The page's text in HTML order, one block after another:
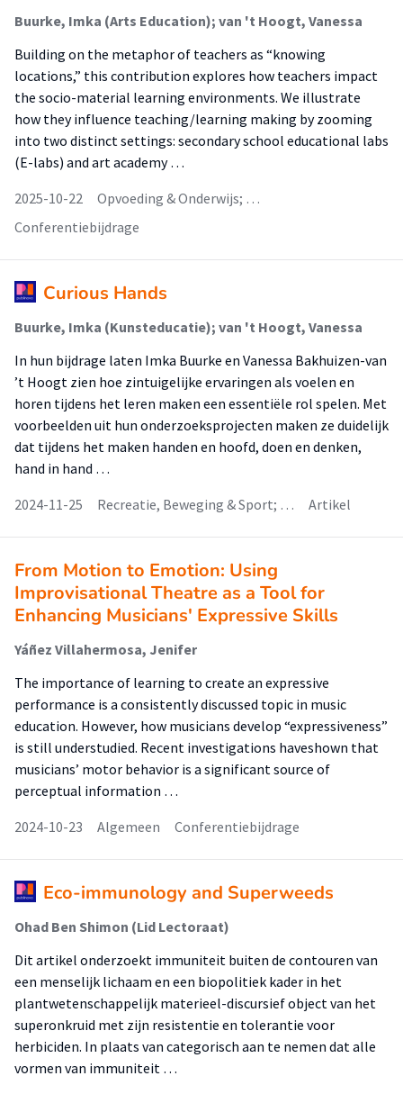
Buurke, Imka (Arts Education); van 't Hoogt, Vanessa
Building on the metaphor of teachers as “knowing
locations,” this contribution explores how teachers impact
the socio-material learning environments. We illustrate
how they influence teaching/learning making by zooming
into two distinct settings: secondary school educational labs
(E-labs) and art academy …
2025-10-22
Opvoeding & Onderwijs; …
Conferentiebijdrage
Curious Hands
Buurke, Imka (Kunsteducatie); van 't Hoogt, Vanessa
In hun bijdrage laten Imka Buurke en Vanessa Bakhuizen-van
’t Hoogt zien hoe zintuigelijke ervaringen als voelen en
horen tijdens het leren maken een essentiële rol spelen. Met
voorbeelden uit hun onderzoeksprojecten maken ze duidelijk
dat tijdens het maken handen en hoofd, doen en denken,
hand in hand …
2024-11-25
Recreatie, Beweging & Sport; … Artikel
From Motion to Emotion: Using
Improvisational Theatre as a Tool for
Enhancing Musicians' Expressive Skills
Yáñez Villahermosa, Jenifer
The importance of learning to create an expressive
performance is a consistently discussed topic in music
education. However, how musicians develop “expressiveness”
is still understudied. Recent investigations haveshown that
musicians’ motor behavior is a significant source of
perceptual information …
2024-10-23
Algemeen Conferentiebijdrage
Eco-immunology and Superweeds
Ohad Ben Shimon (Lid Lectoraat)
Dit artikel onderzoekt immuniteit buiten de contouren van
een menselijk lichaam en een biopolitiek kader in het
plantwetenschappelijk materieel-discursief object van het
superonkruid met zijn resistentie en tolerantie voor
herbiciden. In plaats van categorisch aan te nemen dat alle
vormen van immuniteit …